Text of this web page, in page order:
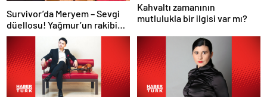
Survivor’da Meryem – Sevgi
düellosu! Yağmur’un rakibi
belli oldu
Kahvaltı zamanının
mutlulukla bir ilgisi var mı?